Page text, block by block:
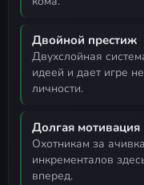
Двойной престиж
двухслойная система сбросов кажется интересной
идеей и дает игре
личности.
Долгая мотивация
охотникам за ачивками и любителям долгих
инкременталов
вперед.